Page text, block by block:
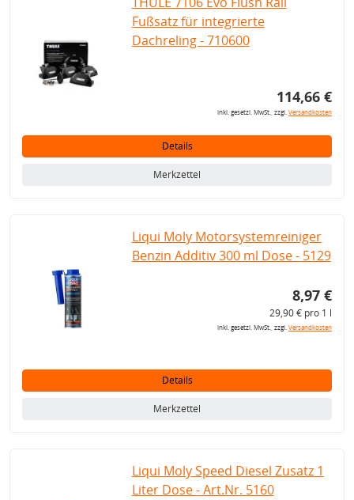
Fußsatz für integrierte
Dachreling - 710600
114,66 €
inkl. gesetzl. MwSt., zzgl.Versandkosten
Details
Merkzettel
Liqui Moly Motorsystemreiniger
Benzin Additiv 300 ml Dose - 5129
8,97 €
29,90 € pro 1 l
inkl. gesetzl. MwSt., zzgl.Versandkosten
Details
Merkzettel
Liqui Moly Speed Diesel Zusatz 1
Liter Dose - Art.Nr. 5160